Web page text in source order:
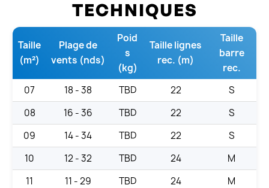
TECHNIQUES
Taille
(m²)
Plage de
vents (nds)
Poid
s
(kg)
Taille lignes
rec. (m)
Taille
barre
rec.
07
18 - 38 TBD 22
S
08
16 - 36 TBD 22
S
09
14 - 34 TBD 22
S
10
12 - 32 TBD 24
M
11
11 - 29 TBD 24
M